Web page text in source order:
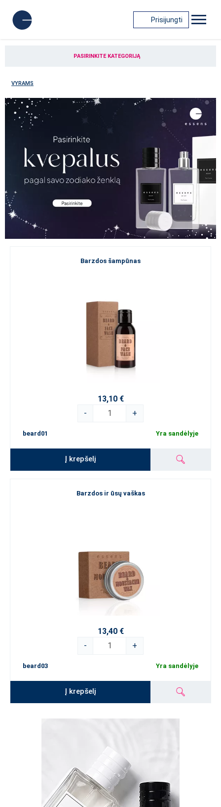
Prisijungti
PASIRINKITE KATEGORIJĄ
VYRAMS
Barzdos šampūnas
13,10 €
-
+
beard01 Yra sandėlyje
Į krepšelį
Barzdos ir ūsų vaškas
13,40 €
-
+
beard03 Yra sandėlyje
Į krepšelį